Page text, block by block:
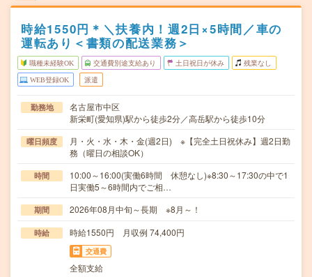
時給1550円＊＼扶養内！週2日×5時間／車の
運転あり＜書類の配送業務＞
職種未経験OK 交通費別途支給あり 土日祝日が休み 残業なし
WEB登録OK 派遣
勤務地
名古屋市中区
新栄町(愛知県)駅から徒歩2分／高岳駅から徒歩10分
曜日頻度
月・火・水・木・金(週2日) ※【完全土日祝休み】週2日勤
務（曜日の相談OK）
時間
10:00～16:00(実働6時間 休憩なし)※8:30～17:30の中で1
日実働5～6時間内でご相…
期間 2026年08月中旬～長期 ※8月～！
時給 時給1550円 月収例 74,400円
交通費
全額支給